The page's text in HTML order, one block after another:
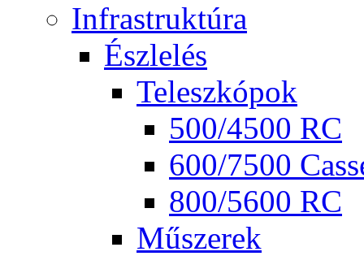
Inf­ra­struk­tú­ra
Ész­le­lés
Te­lesz­kó­pok
500/4500 RC
600/7500
800/5600 RC
Mű­sze­rek